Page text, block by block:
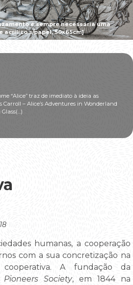
é sempre necessária uma
acrílico s/papel, 50x65cm]
“Alice” traz de imediato à ideia as
Carroll – Alice’s Adventures in Wonderland
humanas, a cooperação
com a sua concretização na
A fundação da
Society, em 1844 na